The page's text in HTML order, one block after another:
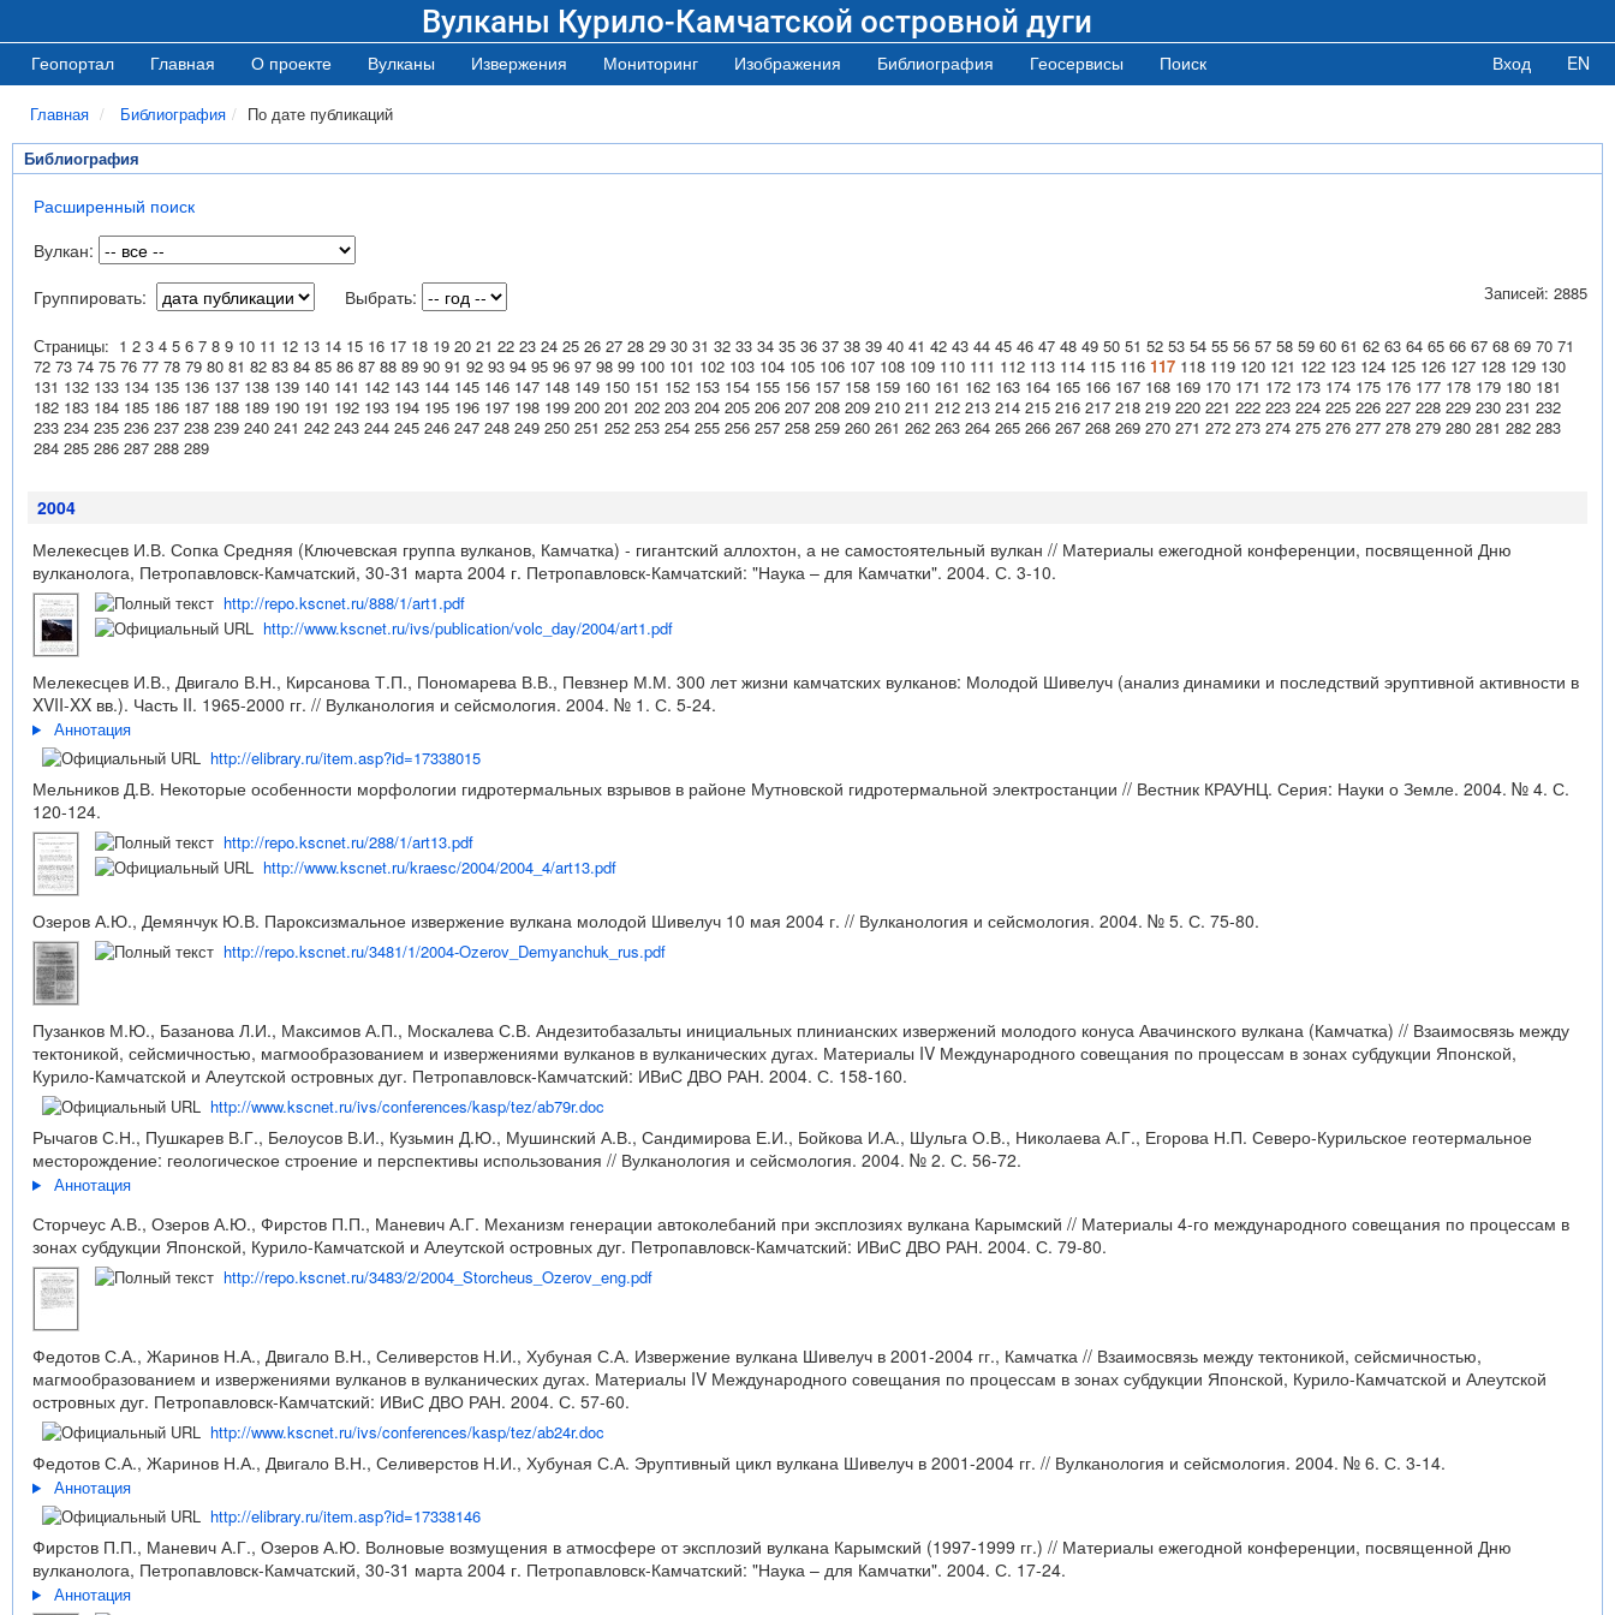
Вулканы Курило-Камчатской островной дуги
Геопортал Главная О проекте Вулканы Извержения Мониторинг Изображения Библиография Геосервисы Поиск Вход EN
Главная Библиография По дате публикаций
Библиография
Расширенный поиск
Вулкан:
Группировать:
Выбрать: Записей: 2885
Страницы: 1 2 3 4 5 6 7 8 9 10 11 12 13 14 15 16 17 18 19 20 21 22 23 24 25 26 27 28 29 30 31 32 33 34 35 36 37 38 39 40 41 42 43 44 45 46 47 48 49 50 51 52 53 54 55 56 57 58 59 60 61 62 63 64 65 66 67 68 69 70 71
72 73 74 75 76 77 78 79 80 81 82 83 84 85 86 87 88 89 90 91 92 93 94 95 96 97 98 99 100 101 102 103 104 105 106 107 108 109 110 111 112 113 114 115 116 117 118 119 120 121 122 123 124 125 126 127 128 129 130
131 132 133 134 135 136 137 138 139 140 141 142 143 144 145 146 147 148 149 150 151 152 153 154 155 156 157 158 159 160 161 162 163 164 165 166 167 168 169 170 171 172 173 174 175 176 177 178 179 180 181
182 183 184 185 186 187 188 189 190 191 192 193 194 195 196 197 198 199 200 201 202 203 204 205 206 207 208 209 210 211 212 213 214 215 216 217 218 219 220 221 222 223 224 225 226 227 228 229 230 231 232
233 234 235 236 237 238 239 240 241 242 243 244 245 246 247 248 249 250 251 252 253 254 255 256 257 258 259 260 261 262 263 264 265 266 267 268 269 270 271 272 273 274 275 276 277 278 279 280 281 282 283
284 285 286 287 288 289
2004
Мелекесцев И.В. Сопка Средняя (Ключевская группа вулканов, Камчатка) - гигантский аллохтон, а не самостоятельный вулкан // Материалы ежегодной конференции, посвященной Дню
вулканолога, Петропавловск-Камчатский, 30-31 марта 2004 г. Петропавловск-Камчатский: "Наука – для Камчатки". 2004. С. 3-10.
http://repo.kscnet.ru/888/1/art1.pdf
http://www.kscnet.ru/ivs/publication/volc_day/2004/art1.pdf
Мелекесцев И.В., Двигало В.Н., Кирсанова Т.П., Пономарева В.В., Певзнер М.М. 300 лет жизни камчатских вулканов: Молодой Шивелуч (анализ динамики и последствий эруптивной активности в
XVII-XX вв.). Часть II. 1965-2000 гг. // Вулканология и сейсмология. 2004. № 1. С. 5-24.
Аннотация
http://elibrary.ru/item.asp?id=17338015
Мельников Д.В. Некоторые особенности морфологии гидротермальных взрывов в районе Мутновской гидротермальной электростанции // Вестник КРАУНЦ. Серия: Науки о Земле. 2004. № 4. С.
120-124.
http://repo.kscnet.ru/288/1/art13.pdf
http://www.kscnet.ru/kraesc/2004/2004_4/art13.pdf
Озеров А.Ю., Демянчук Ю.В. Пароксизмальное извержение вулкана молодой Шивелуч 10 мая 2004 г. // Вулканология и сейсмология. 2004. № 5. С. 75-80.
http://repo.kscnet.ru/3481/1/2004-Ozerov_Demyanchuk_rus.pdf
Пузанков М.Ю., Базанова Л.И., Максимов А.П., Москалева С.В. Андезитобазальты инициальных плинианских извержений молодого конуса Авачинского вулкана (Камчатка) // Взаимосвязь между
тектоникой, сейсмичностью, магмообразованием и извержениями вулканов в вулканических дугах. Материалы IV Международного совещания по процессам в зонах субдукции Японской,
Курило-Камчатской и Алеутской островных дуг. Петропавловск-Камчатский: ИВиС ДВО РАН. 2004. С. 158-160.
http://www.kscnet.ru/ivs/conferences/kasp/tez/ab79r.doc
Рычагов С.Н., Пушкарев В.Г., Белоусов В.И., Кузьмин Д.Ю., Мушинский А.В., Сандимирова Е.И., Бойкова И.А., Шульга О.В., Николаева А.Г., Егорова Н.П. Северо-Курильское геотермальное
месторождение: геологическое строение и перспективы использования // Вулканология и сейсмология. 2004. № 2. С. 56-72.
Аннотация
Сторчеус А.В., Озеров А.Ю., Фирстов П.П., Маневич А.Г. Механизм генерации автоколебаний при эксплозиях вулкана Карымский // Материалы 4-го международного совещания по процессам в
зонах субдукции Японской, Курило-Камчатской и Алеутской островных дуг. Петропавловск-Камчатский: ИВиС ДВО РАН. 2004. С. 79-80.
http://repo.kscnet.ru/3483/2/2004_Storcheus_Ozerov_eng.pdf
Федотов С.А., Жаринов Н.А., Двигало В.Н., Селиверстов Н.И., Хубуная С.А. Извержение вулкана Шивелуч в 2001-2004 гг., Камчатка // Взаимосвязь между тектоникой, сейсмичностью,
магмообразованием и извержениями вулканов в вулканических дугах. Материалы IV Международного совещания по процессам в зонах субдукции Японской, Курило-Камчатской и Алеутской
островных дуг. Петропавловск-Камчатский: ИВиС ДВО РАН. 2004. С. 57-60.
http://www.kscnet.ru/ivs/conferences/kasp/tez/ab24r.doc
Федотов С.А., Жаринов Н.А., Двигало В.Н., Селиверстов Н.И., Хубуная С.А. Эруптивный цикл вулкана Шивелуч в 2001-2004 гг. // Вулканология и сейсмология. 2004. № 6. С. 3-14.
Аннотация
http://elibrary.ru/item.asp?id=17338146
Фирстов П.П., Маневич А.Г., Озеров А.Ю. Волновые возмущения в атмосфере от эксплозий вулкана Карымский (1997-1999 гг.) // Материалы ежегодной конференции, посвященной Дню
вулканолога, Петропавловск-Камчатский, 30-31 марта 2004 г. Петропавловск-Камчатский: "Наука – для Камчатки". 2004. С. 17-24.
Аннотация